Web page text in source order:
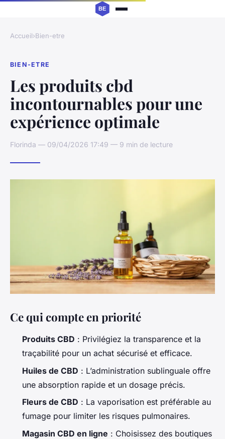
Accueil›Bien-etre
BIEN-ETRE
Les produits cbd
incontournables pour une
expérience optimale
Florinda — 09/04/2026 17:49 — 9 min de lecture
Ce qui compte en priorité
Produits CBD : Privilégiez la transparence et la
traçabilité pour un achat sécurisé et efficace.
Huiles de CBD : L’administration sublinguale offre
une absorption rapide et un dosage précis.
Fleurs de CBD : La vaporisation est préférable au
fumage pour limiter les risques pulmonaires.
Magasin CBD en ligne : Choisissez des boutiques